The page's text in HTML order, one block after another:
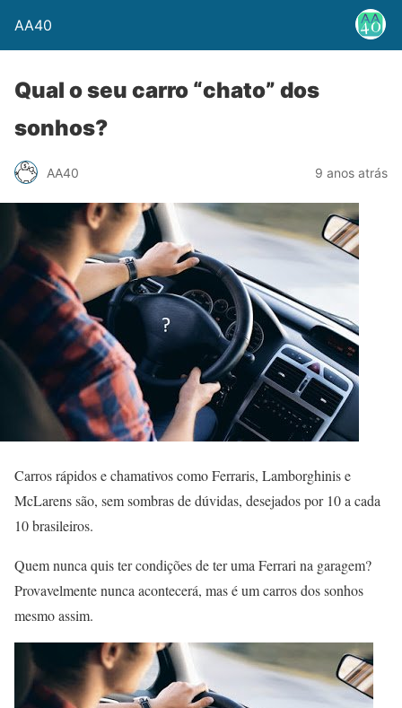
AA40
Qual o seu carro “chato” dos
sonhos?
AA40 9 anos atrás
Carros rápidos e chamativos como Ferraris, Lamborghinis e
McLarens são, sem sombras de dúvidas, desejados por 10 a cada
10 brasileiros.
Quem nunca quis ter condições de ter uma Ferrari na garagem?
Provavelmente nunca acontecerá, mas é um carros dos sonhos
mesmo assim.